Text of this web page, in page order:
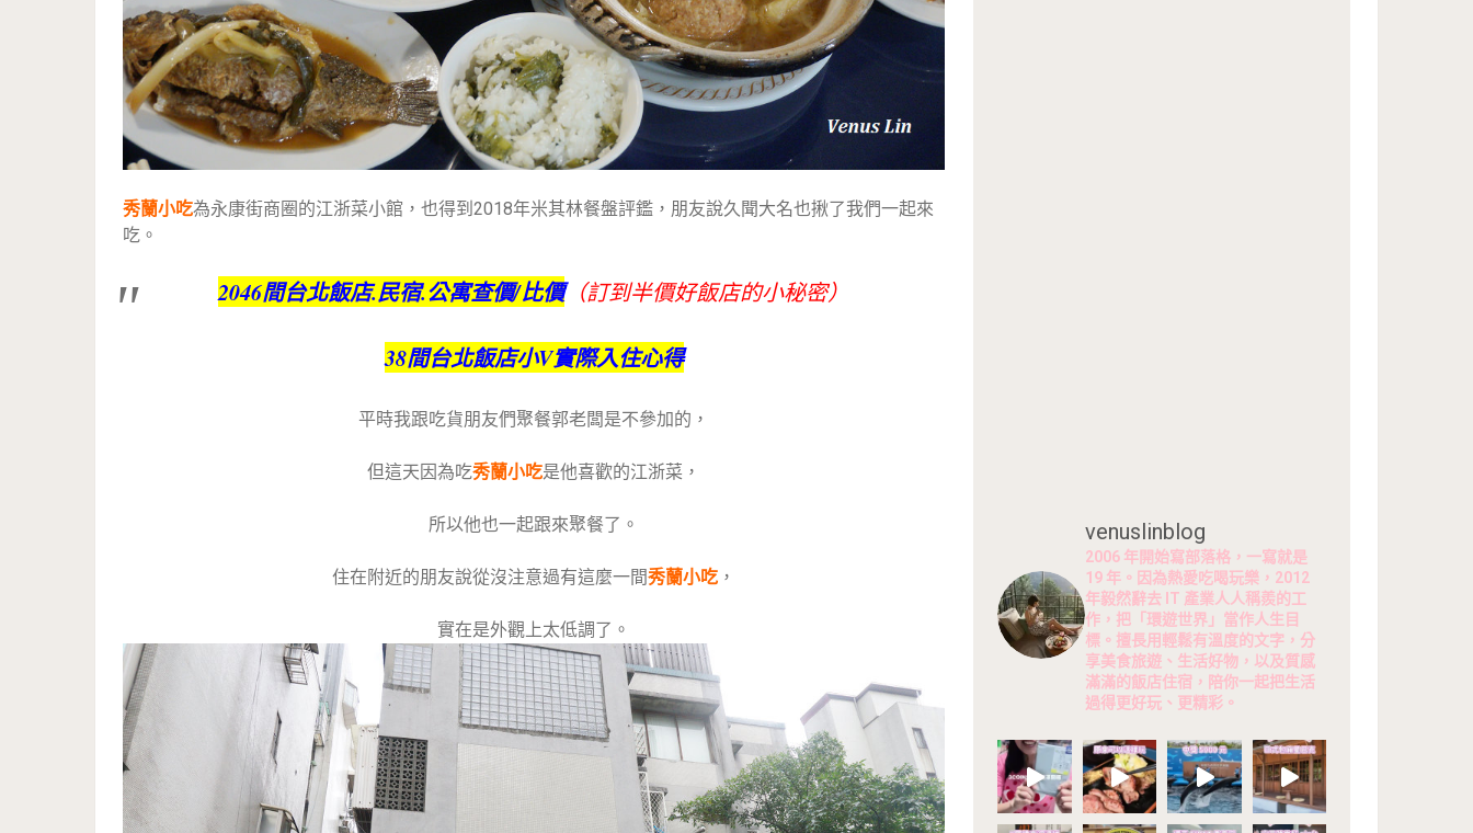
秀蘭小吃為永康街商圈的江浙菜小館，也得到2018年米其林餐盤評鑑，朋友說久聞大名也揪了我們一起來
吃。
2046間台北飯店.民宿.公寓查價/比價（訂到半價好飯店的小秘密）
38間台北飯店小V實際入住心得
平時我跟吃貨朋友們聚餐郭老闆是不參加的，
但這天因為吃秀蘭小吃是他喜歡的江浙菜，
所以他也一起跟來聚餐了。
住在附近的朋友說從沒注意過有這麼一間秀蘭小吃 ，
實在是外觀上太低調了。
venuslinblog
2006 年開始寫部落格，一寫就是
19 年。因為熱愛吃喝玩樂，2012
年毅然辭去 IT 產業人人稱羨的工
作，把「環遊世界」當作人生目
標。擅長用輕鬆有溫度的文字，分
享美食旅遊、生活好物，以及質感
滿滿的飯店住宿，陪你一起把生活
過得更好玩、更精彩。